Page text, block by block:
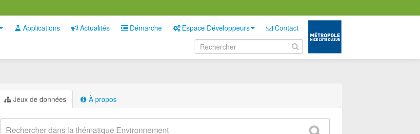
Applications Actualités Démarche Espace Développeurs Contact
Jeux de données À propos